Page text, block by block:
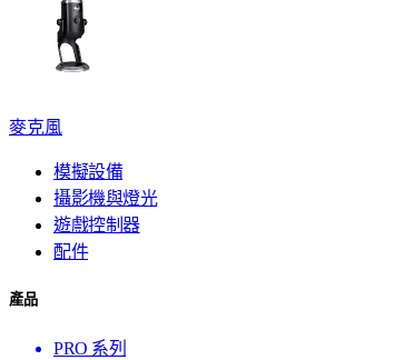
麥克風
模擬設備
攝影機與燈光
遊戲控制器
配件
產品
PRO 系列